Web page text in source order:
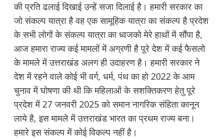
की प्रति ढलाई दिखाई उन्हें सजा दिलाई है। हमारी सरकार का
जो संकल्प यात्रा है वह एक सामूहिक यात्रा का संकल्प है प्रदेश
के सभी लोगों के संकल्प यात्रा का ध्वजको मेरे हाथों में सौंपा है,
आज हमारा राज्य कई मामलों में अग्रणी है पूरे देश में कई फैसलो
के मामले में उत्तराखंड अलग ही उदाहरण है। हमारी सरकार ने
देश में रहने वाले कोई भी वर्ग, धर्म, पंथ का हो 2022 के आम
चुनाव में घोषणा की थी कि महिलाओं के सशक्तिकरण हेतु पूरे
प्रदेश में 27 जनवरी 2025 को समान नागरिक संहिता कानून
लाये है, इस मामले में उत्तराखंड भारत का प्रथम राज्य बना।
हमारे इस संकल्प में कोई विकल्प नहीं है।